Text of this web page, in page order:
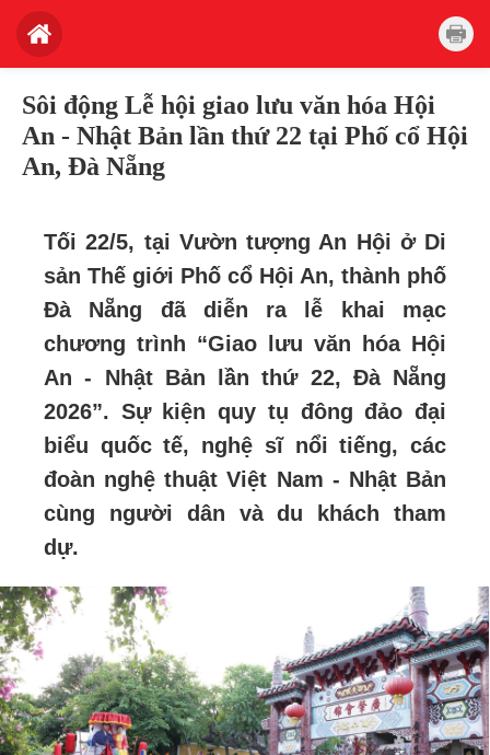
Sôi động Lễ hội giao lưu văn hóa Hội
An - Nhật Bản lần thứ 22 tại Phố cổ Hội
An, Đà Nẵng
Tối 22/5, tại Vườn tượng An Hội ở Di
sản Thế giới Phố cổ Hội An, thành phố
Đà Nẵng đã diễn ra lễ khai mạc
chương trình “Giao lưu văn hóa Hội
An - Nhật Bản lần thứ 22, Đà Nẵng
2026”. Sự kiện quy tụ đông đảo đại
biểu quốc tế, nghệ sĩ nổi tiếng, các
đoàn nghệ thuật Việt Nam - Nhật Bản
cùng người dân và du khách tham
dự.